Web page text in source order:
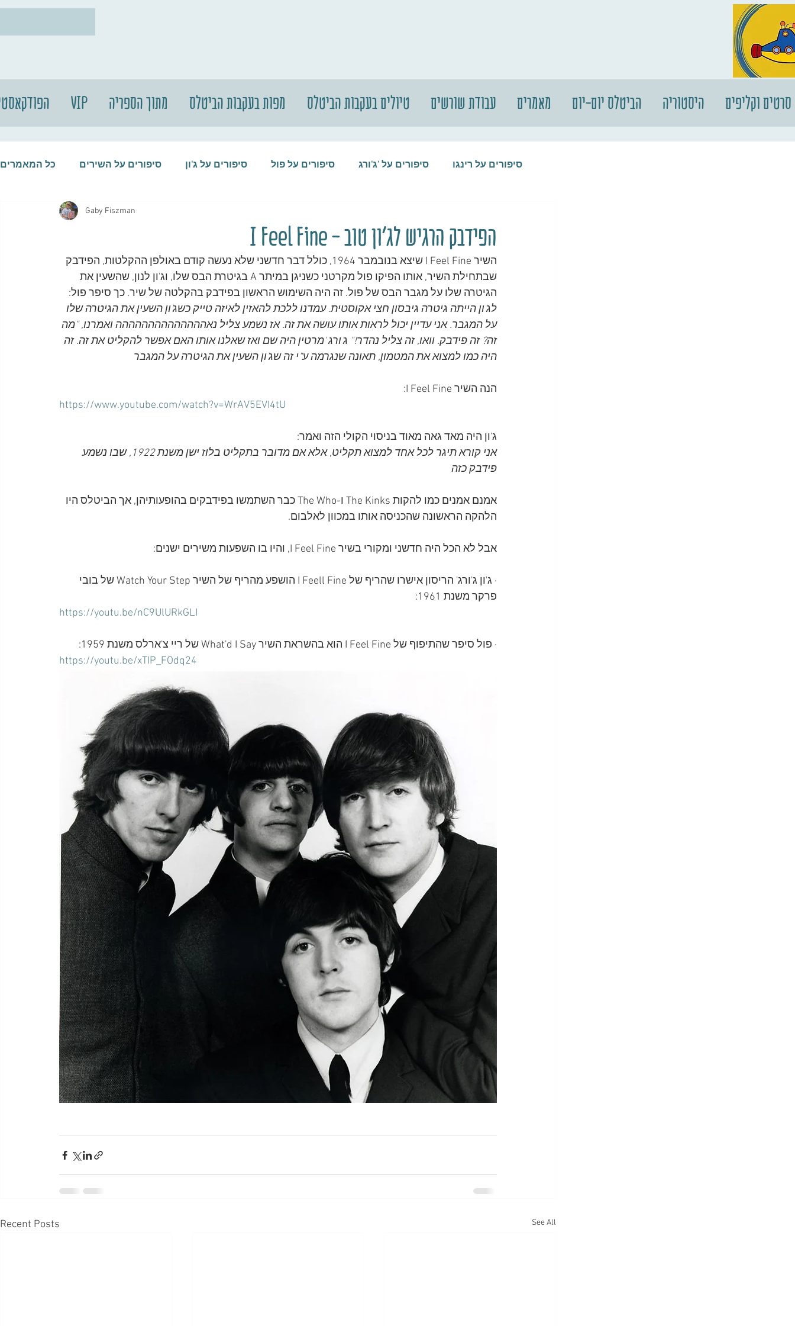
VIP מתוך הספריה מפות בעקבות הביטלס טיולים בעקבות הביטלס עבודת שורשים מאמרים הביטלס יום-יום היסטוריה סרטים וקליפים
כל המאמרים סיפורים על השירים סיפורים על ג'ון סיפורים על פול סיפורים על 'ג'ורג סיפורים על רינגו
סיפורים על הביטלס סיפורים על התקליטים
הפידבק הרגיש לג'ון טוב - I Feel Fine
Gaby Fiszman
השיר I Feel Fine שיצא בנובמבר 1964, כולל דבר חדשני שלא נעשה קודם באולפן ההקלטות, הפידבק
שבתחילת השיר, אותו הפיקו פול מקרטני כשניגן במיתר A בגיטרת הבס שלו, וג'ון לנון, שהשעין את
הגיטרה שלו על מגבר הבס של פול. זה היה השימוש הראשון בפידבק בהקלטה של שיר. כך סיפר פול:
לג'ון הייתה גיטרה גיבסון חצי אקוסטית. עמדנו ללכת להאזין לאיזה טייק כשג'ון השעין את הגיטרה שלו
על המגבר. אני עדיין יכול לראות אותו עושה את זה. אז נשמע צליל נאהההההההההההההה ואמרנו, "מה
זה? זה פידבק. וואו, זה צליל נהדר!" ג'ורג 'מרטין היה שם ואז שאלנו אותו האם אפשר להקליט את זה. זה
היה כמו למצוא את המטמון, תאונה שנגרמה ע"י זה שג'ון השעין את הגיטרה על המגבר
הנה השיר I Feel Fine:
https://www.youtube.com/watch?v=WrAV5EVI4tU
ג'ון היה מאד גאה מאוד בניסוי הקולי הזה ואמר:
אני קורא תיגר לכל אחד למצוא תקליט, אלא אם מדובר בתקליט בלוז ישן משנת 1922, שבו נשמע
פידבק כזה
אמנם אמנים כמו להקות The Kinks ו-The Who כבר השתמשו בפידבקים בהופעותיהן, אך הביטלס היו
הלהקה הראשונה שהכניסה אותו במכוון לאלבום.
אבל לא הכל היה חדשני ומקורי בשיר I Feel Fine, והיו בו השפעות משירים ישנים:
· ג'ון ג'ורג' הריסון אישרו שהריף של I Feell Fine הושפע מהריף של השיר Watch Your Step של בובי
פרקר משנת 1961:
https://youtu.be/nC9UlURkGLI
· פול סיפר שהתיפוף של I Feel Fine הוא בהשראת השיר What'd I Say של ריי צ'ארלס משנת 1959:
https://youtu.be/xTIP_FOdq24
Recent Posts See All